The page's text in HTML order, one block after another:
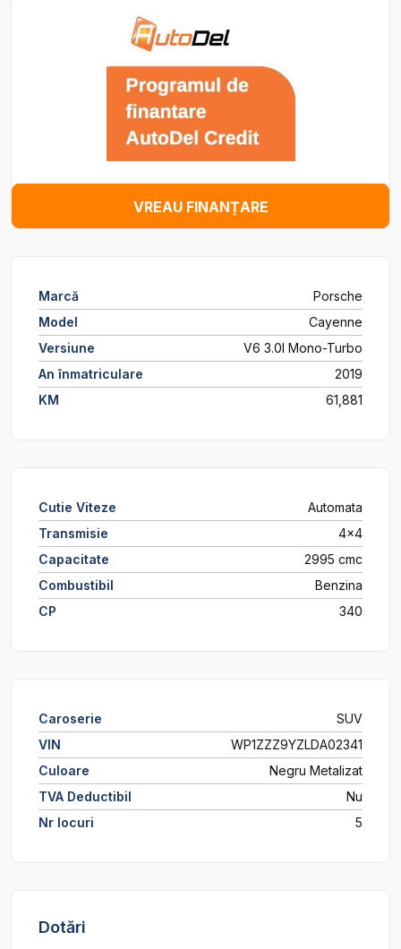
VREAU FINANȚARE
Marcă
Porsche
Model
Cayenne
Versiune
V6 3.0l Mono-Turbo
An înmatriculare
2019
KM
61,881
Cutie Viteze
Automata
Transmisie
4x4
Capacitate
2995 cmc
Combustibil
Benzina
CP
340
Caroserie
SUV
VIN
WP1ZZZ9YZLDA02341
Culoare
Negru Metalizat
TVA Deductibil
Nu
Nr locuri
5
Dotări